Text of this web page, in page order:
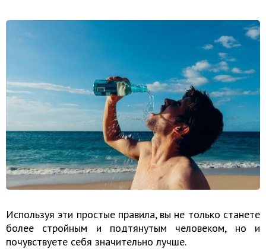
Используя эти простые правила, вы не только станете
более стройным и подтянутым человеком, но и
почувствуете себя значительно лучше.